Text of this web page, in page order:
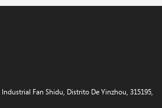
Fan Shidu, Distrito De Yinzhou, 315195,